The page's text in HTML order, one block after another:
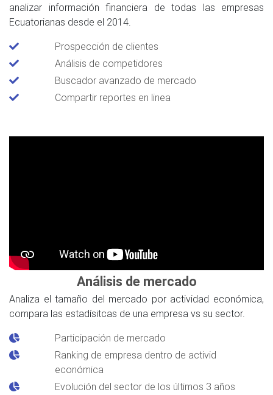
analizar información financiera de todas las empresas
Ecuatorianas desde el 2014.
Prospección de clientes
Análisis de competidores
Buscador avanzado de mercado
Compartir reportes en linea
Análisis de mercado
Analiza el tamaño del mercado por actividad económica,
compara las estadísitcas de una empresa vs su sector.
Participación de mercado
Ranking de empresa dentro de activid
económica
Evolución del sector de los últimos 3 años